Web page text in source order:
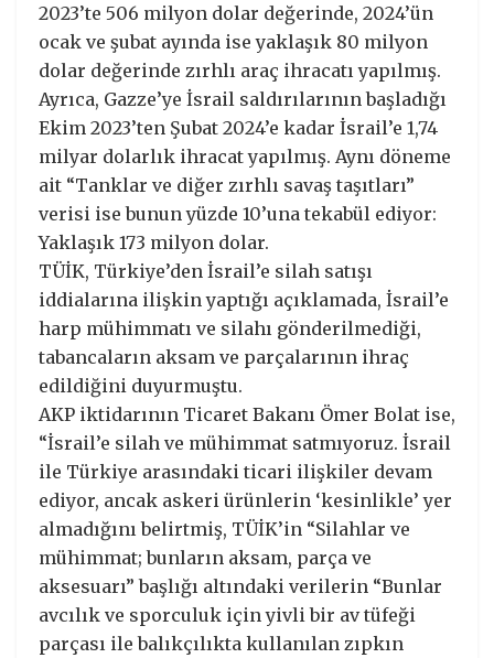
2023’te 506 milyon dolar değerinde, 2024’ün
ocak ve şubat ayında ise yaklaşık 80 milyon
dolar değerinde zırhlı araç ihracatı yapılmış.
Ayrıca, Gazze’ye İsrail saldırılarının başladığı
Ekim 2023’ten Şubat 2024’e kadar İsrail’e 1,74
milyar dolarlık ihracat yapılmış. Aynı döneme
ait “Tanklar ve diğer zırhlı savaş taşıtları”
verisi ise bunun yüzde 10’una tekabül ediyor:
Yaklaşık 173 milyon dolar.
TÜİK, Türkiye’den İsrail’e silah satışı
iddialarına ilişkin yaptığı açıklamada, İsrail’e
harp mühimmatı ve silahı gönderilmediği,
tabancaların aksam ve parçalarının ihraç
edildiğini duyurmuştu.
AKP iktidarının Ticaret Bakanı Ömer Bolat ise,
“İsrail’e silah ve mühimmat satmıyoruz. İsrail
ile Türkiye arasındaki ticari ilişkiler devam
ediyor, ancak askeri ürünlerin ‘kesinlikle’ yer
almadığını belirtmiş, TÜİK’in “Silahlar ve
mühimmat; bunların aksam, parça ve
aksesuarı” başlığı altındaki verilerin “Bunlar
avcılık ve sporculuk için yivli bir av tüfeği
parçası ile balıkçılıkta kullanılan zıpkın